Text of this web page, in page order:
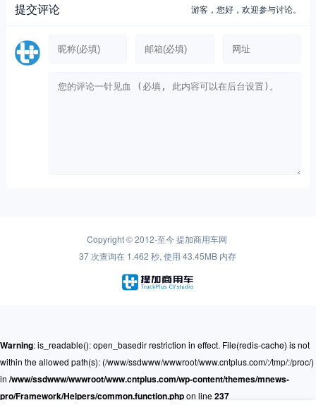
提交评论 游客，您好，欢迎参与讨论。
Copyright © 2012-至今提加商用车网
37 次查询在 1.462 秒, 使用 43.45MB 内存
Warning: is_readable(): open_basedir restriction in effect. File(redis-cache) is not
within the allowed path(s): (/www/ssdwww/wwwroot/www.cntplus.com/:/tmp/:/proc/)
in /www/ssdwww/wwwroot/www.cntplus.com/wp-content/themes/mnews-
pro/Framework/Helpers/common.function.phpon line237